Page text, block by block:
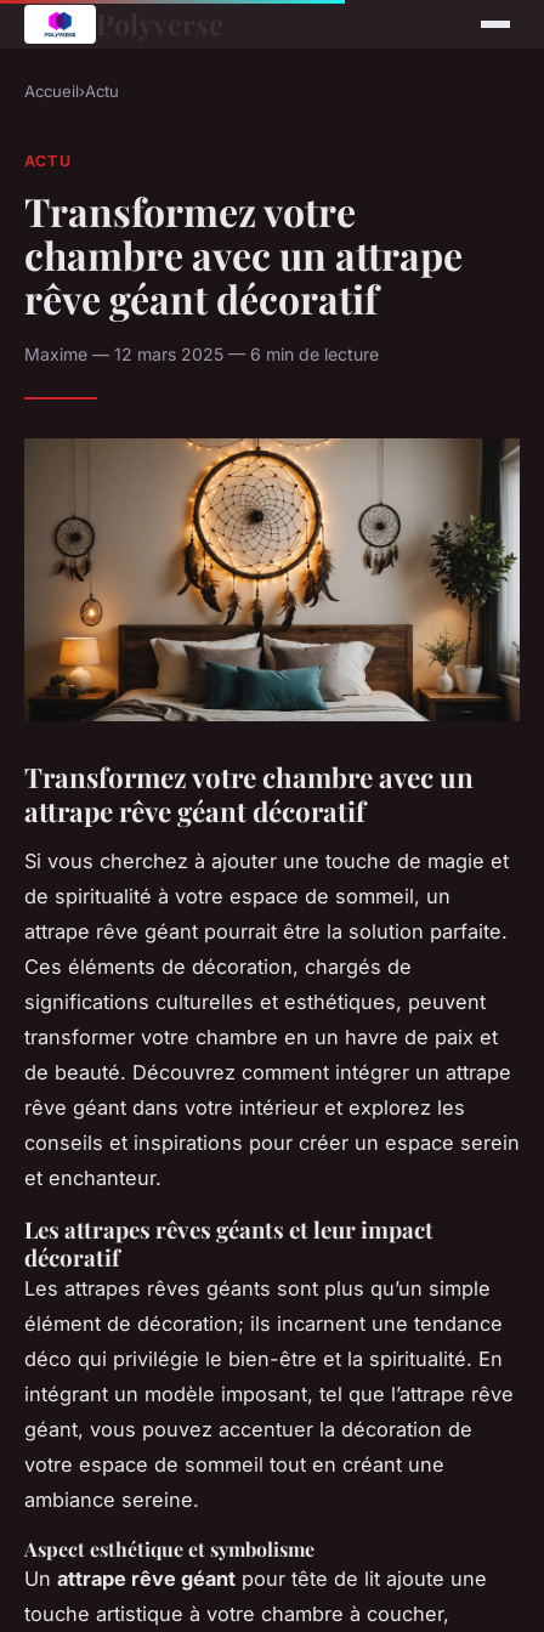
Accueil›Actu
ACTU
Transformez votre
chambre avec un attrape
rêve géant décoratif
Maxime — 12 mars 2025 — 6 min de lecture
Transformez votre chambre avec un
attrape rêve géant décoratif
Si vous cherchez à ajouter une touche de magie et
de spiritualité à votre espace de sommeil, un
attrape rêve géant pourrait être la solution parfaite.
Ces éléments de décoration, chargés de
significations culturelles et esthétiques, peuvent
transformer votre chambre en un havre de paix et
de beauté. Découvrez comment intégrer un attrape
rêve géant dans votre intérieur et explorez les
conseils et inspirations pour créer un espace serein
et enchanteur.
Les attrapes rêves géants et leur impact
décoratif
Les attrapes rêves géants sont plus qu’un simple
élément de décoration; ils incarnent une tendance
déco qui privilégie le bien-être et la spiritualité. En
intégrant un modèle imposant, tel que l’attrape rêve
géant, vous pouvez accentuer la décoration de
votre espace de sommeil tout en créant une
ambiance sereine.
Aspect esthétique et symbolisme
Un attrape rêve géant pour tête de lit ajoute une
touche artistique à votre chambre à coucher,